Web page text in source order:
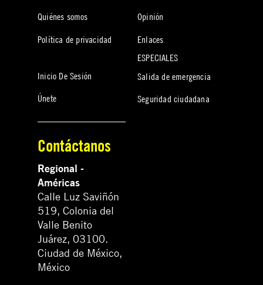
Quiénes somos
Política de privacidad
Inicio De Sesión
Únete
Opinión
Enlaces
ESPECIALES
Salida de emergencia
Seguridad ciudadana
Contáctanos
Regional -
Américas
Calle Luz Saviñón
519, Colonia del
Valle Benito
Juárez, 03100.
Ciudad de México,
México